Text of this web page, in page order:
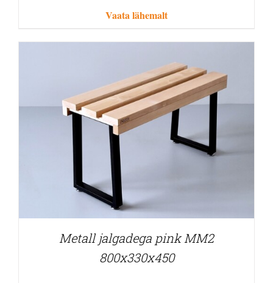
Vaata lähemalt
Metall jalgadega pink MM2
800x330x450